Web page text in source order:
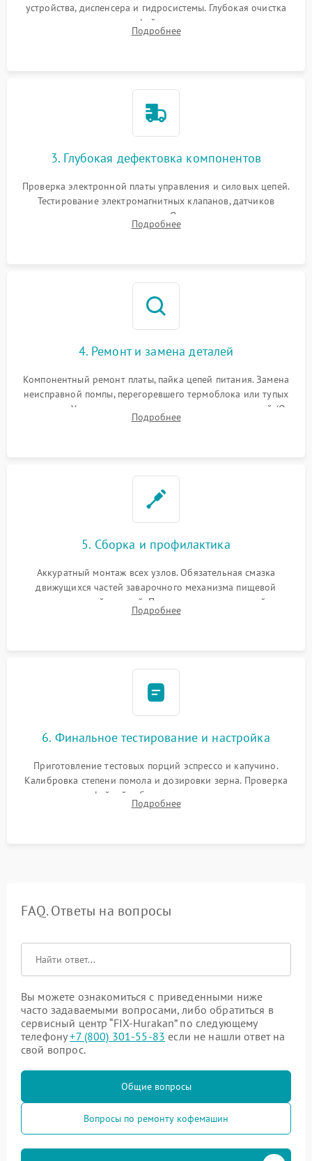
устройства, диспенсера и гидросистемы. Глубокая очистка
внутренних узлов от кофейных масел, жмыха и накипи.
Промывка дренажных каналов и фильтров с использованием
Подробнее
3. Глубокая дефектовка компонентов
Проверка электронной платы управления и силовых цепей.
Тестирование электромагнитных клапанов, датчиков
температуры и расходомера. Оценка степени износа
жерновов кофемолки, уплотнительных колец гидросистемы
Подробнее
4. Ремонт и замена деталей
Компонентный ремонт платы, пайка цепей питания. Замена
неисправной помпы, перегоревшего термоблока или тупых
жерновов. Установка новых силиконовых уплотнителей (O-
ring) и тефлоновых трубок для надежного устранения
Подробнее
5. Сборка и профилактика
Аккуратный монтаж всех узлов. Обязательная смазка
движущихся частей заварочного механизма пищевой
силиконовой смазкой. Проведение программной
декальцинации и очистки системы от кофейных масел.
Подробнее
6. Финальное тестирование и настройка
Приготовление тестовых порций эспрессо и капучино.
Калибровка степени помола и дозировки зерна. Проверка
плотности кофейной таблетки, температуры напитка и
качества молочной пены. Контроль отсутствия посторонних
Подробнее
FAQ. Ответы на вопросы
Вы можете ознакомиться с приведенными ниже
часто задаваемыми вопросами, либо обратиться в
сервисный центр “FIX-Hurakan” по следующему
телефону+7 (800) 301-55-83 если не нашли ответ на
свой вопрос.
Общие вопросы
Вопросы по ремонту кофемашин